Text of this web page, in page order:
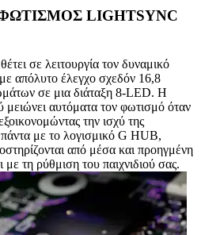
LIGHTSYNC
σε λειτουργία τον δυναμικό
απόλυτο έλεγχο σχεδόν 16,8
σε μια διάταξη 8-LED. Η
μειώνει αυτόματα τον φωτισμό όταν
την ισχύ της
με το λογισμικό G HUB,
από μέσα και προηγμένη
με τη ρύθμιση του παιχνιδιού σας.